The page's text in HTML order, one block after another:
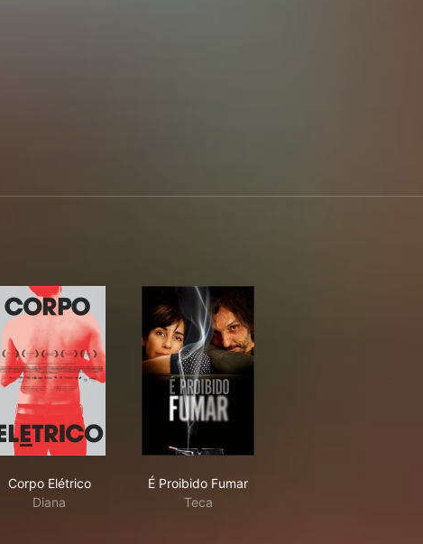
Corpo Elétrico
Diana
É Proibido Fumar
Teca